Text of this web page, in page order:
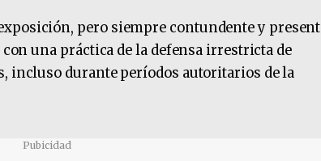
pero siempre contundente y
una práctica de la defensa irrestricta de
incluso durante períodos autoritarios de la
Pubicidad